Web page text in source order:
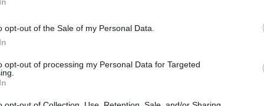
opt-out of the Sale of my Personal Data.
opt-out of processing my Personal Data for Targeted